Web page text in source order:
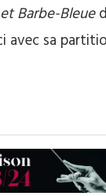
Barbe-Bleue
avec sa